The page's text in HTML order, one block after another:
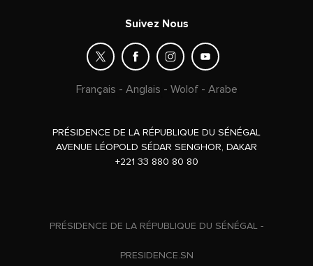
Suivez Nous
Français - Anglais - Wolof- Arabe
PRÉSIDENCE DE LA RÉPUBLIQUE DU SÉNÉGAL
AVENUE LÉOPOLD SÉDAR SENGHOR, DAKAR
+221 33 880 80 80
PRÉSIDENCE DE LA RÉPUBLIQUE DU SÉNÉGAL -
PRESIDENCE.SN